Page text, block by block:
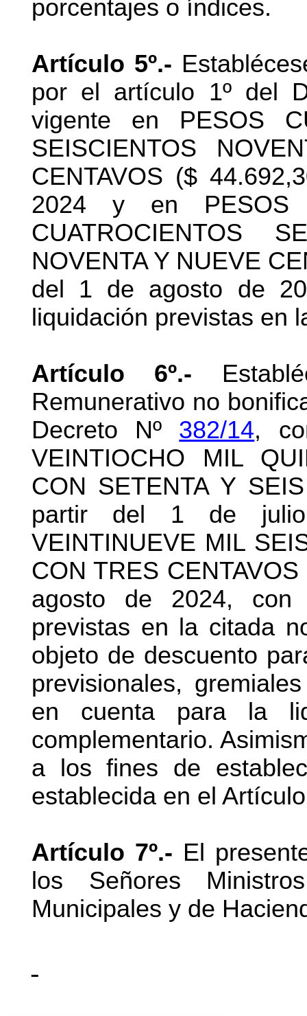
porcentajes o índices.
Artículo 5º.-
por el artículo 1º del
vigente en PESOS
SEISCIENTOS
CENTAVOS ($
2024 y en PESOS
CUATROCIENTOS
NOVENTA Y NUEVE
del 1 de agosto de
liquidación previstas en
Artículo 6º.-
Remunerativo no
Decreto Nº 382/14,
VEINTIOCHO MIL
CON SETENTA Y
partir del 1 de
VEINTINUEVE MIL
CON TRES
agosto de 2024, con
previstas en la citada
objeto de descuento
previsionales,
en cuenta para la
complementario.
a los fines de
establecida en el
Artículo 7º.- El
los Señores
Municipales y de